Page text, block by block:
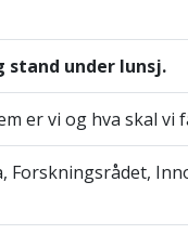
stand under lunsj.
er vi og hva skal vi
Forskningsrådet,